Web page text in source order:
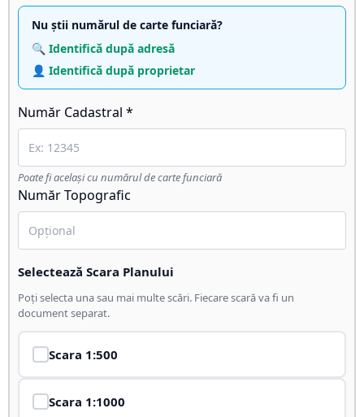
Nu știi numărul de carte funciară?
🔍 Identifică după adresă
👤 Identifică după proprietar
Număr Cadastral *
Poate fi același cu numărul de carte funciară
Număr Topografic
Selectează Scara Planului
Poți selecta una sau mai multe scări. Fiecare scară va fi un
document separat.
Scara 1:500
Scara 1:1000